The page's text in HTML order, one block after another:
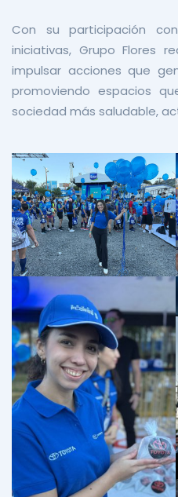
Con su participación
iniciativas, Grupo Flores
impulsar acciones que
promoviendo espacios
sociedad más saludable,